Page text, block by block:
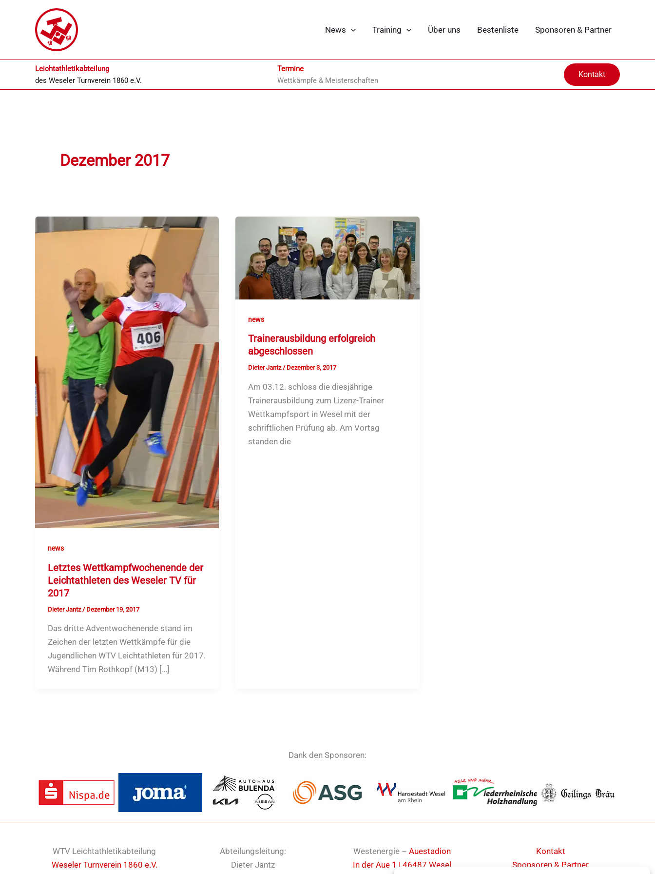
News Training Über uns Bestenliste Sponsoren & Partner
Leichtathletikabteilung
des Weseler Turnverein 1860 e.V.
Termine
Wettkämpfe & Meisterschaften
Kontakt
Dezember 2017
news
Letztes Wettkampfwochenende der
Leichtathleten des Weseler TV für
2017
Dieter Jantz / Dezember 19, 2017
Das dritte Adventwochenende stand im
Zeichen der letzten Wettkämpfe für die
Jugendlichen WTV Leichtathleten für 2017.
Während Tim Rothkopf (M13) […]
news
Trainerausbildung erfolgreich
abgeschlossen
Dieter Jantz/ Dezember 3, 2017
Am 03.12. schloss die diesjährige
Trainerausbildung zum Lizenz-Trainer
Wettkampfsport in Wesel mit der
schriftlichen Prüfung ab. Am Vortag
standen die
Dank den Sponsoren:
WTV Leichtathletikabteilung
Weseler Turnverein 1860 e.V.
Abteilungsleitung:
Dieter Jantz
Westenergie – Auestadion
In der Aue 1 | 46487 Wesel
Kontakt
Sponsoren & Partner